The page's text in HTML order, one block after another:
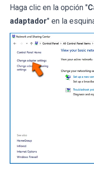
Haga clic en la opción "
adaptador" en la